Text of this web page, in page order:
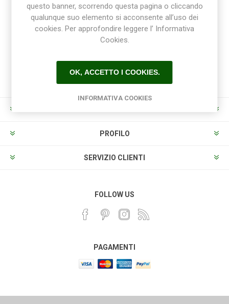
Ricevi la newsletter
PROFILO
SERVIZIO CLIENTI
FOLLOW US
PAGAMENTI
questo banner, scorrendo questa pagina o cliccando
qualunque suo elemento si acconsente all’uso dei
cookies. Per approfondire leggere l’ Informativa
Cookies.
OK, ACCETTO I COOKIES.
INFORMATIVA COOKIES